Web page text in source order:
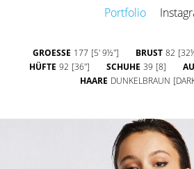
Portfolio
GROESSE 177 [5' 9½''] BRUST 82
HÜFTE 92 [36''] SCHUHE 39 [8]
HAARE DUNKELBRAUN